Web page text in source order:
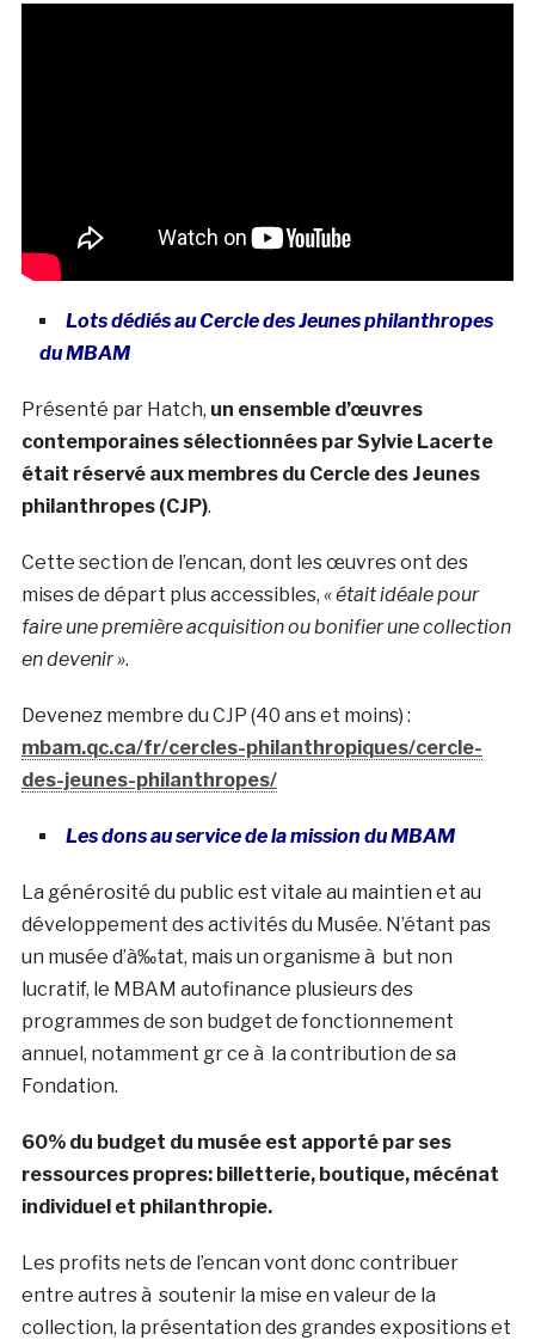
Lots dédiés au Cercle des Jeunes philanthropes
du MBAM
Présenté par Hatch, un ensemble d’œuvres
contemporaines sélectionnées par Sylvie Lacerte
était réservé aux membres du Cercle des Jeunes
philanthropes (CJP).
Cette section de l’encan, dont les œuvres ont des
mises de départ plus accessibles, « était idéale pour
faire une première acquisition ou bonifier une collection
en devenir ».
Devenez membre du CJP (40 ans et moins) :
mbam.qc.ca/fr/cercles-philanthropiques/cercle-
des-jeunes-philanthropes/
Les dons au service de la mission du MBAM
La générosité du public est vitale au maintien et au
développement des activités du Musée. N’étant pas
un musée d’à‰tat, mais un organisme à but non
lucratif, le MBAM autofinance plusieurs des
programmes de son budget de fonctionnement
annuel, notamment gr ce à la contribution de sa
Fondation.
60% du budget du musée est apporté par ses
ressources propres: billetterie, boutique, mécénat
individuel et philanthropie.
Les profits nets de l’encan vont donc contribuer
entre autres à soutenir la mise en valeur de la
collection, la présentation des grandes expositions et